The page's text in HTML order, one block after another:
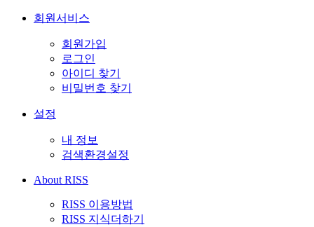
회원서비스
회원가입
로그인
아이디 찾기
비밀번호 찾기
설정
내 정보
검색환경설정
About RISS
RISS 이용방법
RISS 지식더하기